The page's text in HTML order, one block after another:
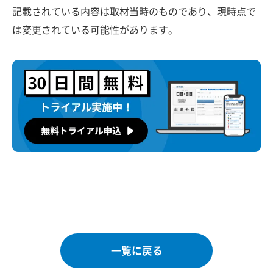
記載されている内容は取材当時のものであり、現時点で
は変更されている可能性があります。
一覧に戻る